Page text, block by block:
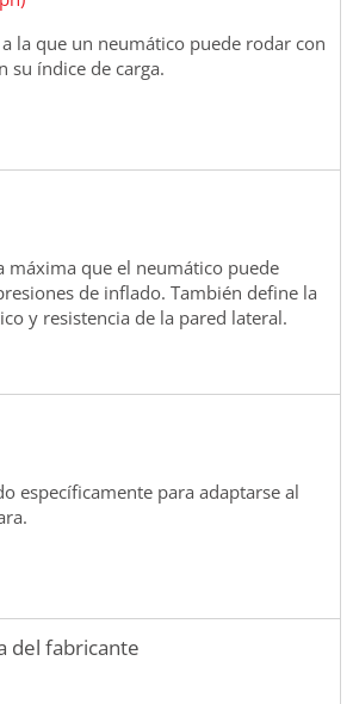
la que un neumático puede rodar con
su índice de carga.
máxima que el neumático puede
de inflado. También define la
y resistencia de la pared lateral.
específicamente para adaptarse al
del fabricante